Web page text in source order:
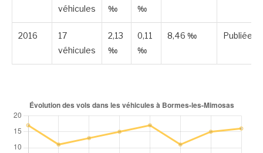
véhicules
‰
‰
2016
17
véhicules
2,13
‰
0,11
‰
8,46 ‰ Publiée